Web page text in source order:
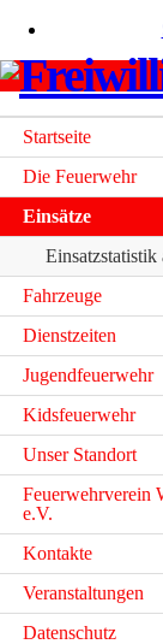
Startseite
Die Feuerwehr
Einsätze
Einsatzstatistik
Fahrzeuge
Dienstzeiten
Jugendfeuerwehr
Kidsfeuerwehr
Unser Standort
Feuerwehrverein
e.V.
Kontakte
Veranstaltungen
Datenschutz